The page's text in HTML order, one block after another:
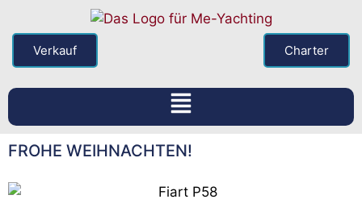
Verkauf Charter
FROHE WEIHNACHTEN!